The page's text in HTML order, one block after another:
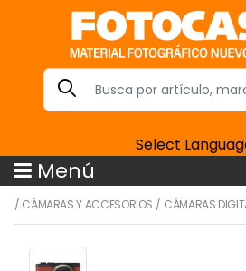
Select
Menú
/ CÁMARAS Y ACCESORIOS / CÁMARAS